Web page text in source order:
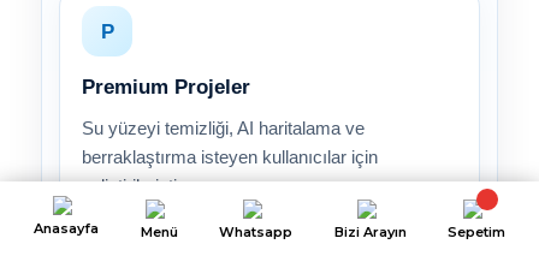
P
Premium Projeler
Su yüzeyi temizliği, AI haritalama ve
berraklaştırma isteyen kullanıcılar için
geliştirilmiştir.
Anasayfa Menü Whatsapp Bizi Arayın Sepetim